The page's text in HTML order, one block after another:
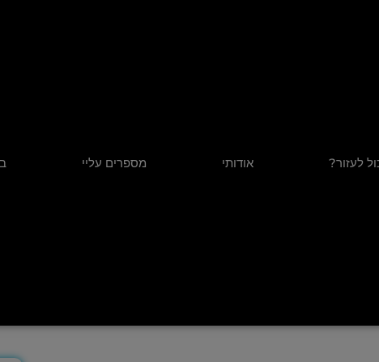
לעזור? אודותי מספרים עליי